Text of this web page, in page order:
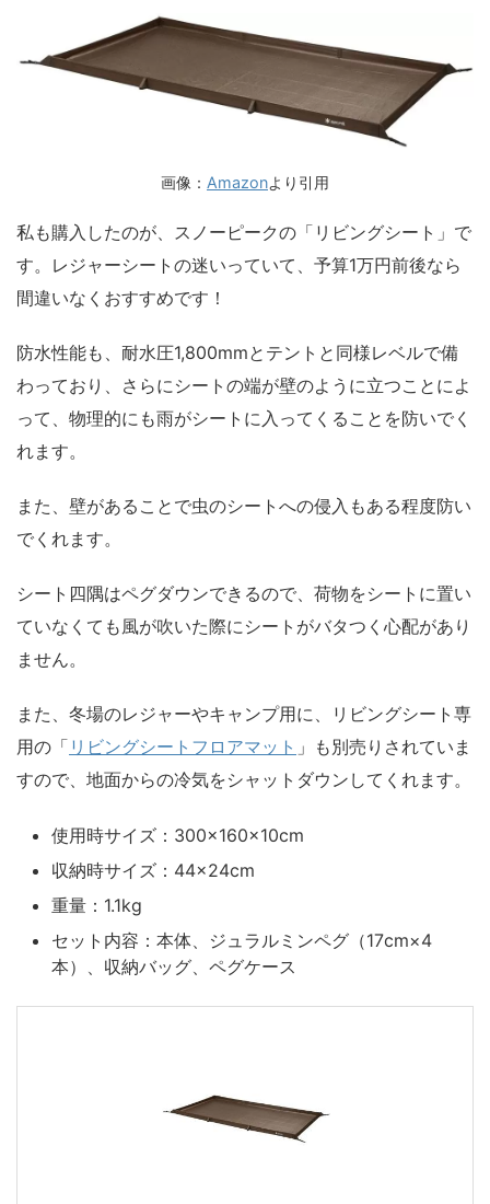
画像： Amazonより引用
私も購入したのが、スノーピークの「リビングシート」で
す。レジャーシートの迷いっていて、予算1万円前後なら
間違いなくおすすめです！
防水性能も、耐水圧1,800mmとテントと同様レベルで備
わっており、さらにシートの端が壁のように立つことによ
って、物理的にも雨がシートに入ってくることを防いでく
れます。
また、壁があることで虫のシートへの侵入もある程度防い
でくれます。
シート四隅はペグダウンできるので、荷物をシートに置い
ていなくても風が吹いた際にシートがバタつく心配があり
ません。
また、冬場のレジャーやキャンプ用に、リビングシート専
用の「 リビングシートフロアマット 」も別売りされていま
すので、地面からの冷気をシャットダウンしてくれます。
使用時サイズ：300×160×10cm
収納時サイズ：44×24cm
重量：1.1kg
セット内容：本体、ジュラルミンペグ（17cm×4
本）、収納バッグ、ペグケース